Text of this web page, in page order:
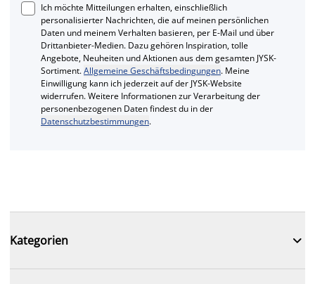
Ich möchte Mitteilungen erhalten, einschließlich
personalisierter Nachrichten, die auf meinen persönlichen
Daten und meinem Verhalten basieren, per E-Mail und über
Drittanbieter-Medien. Dazu gehören Inspiration, tolle
Angebote, Neuheiten und Aktionen aus dem gesamten JYSK-
Sortiment.Allgemeine Geschäftsbedingungen. Meine
Einwilligung kann ich jederzeit auf der JYSK-Website
widerrufen. Weitere Informationen zur Verarbeitung der
personenbezogenen Daten findest du in der
Datenschutzbestimmungen.
Kategorien 